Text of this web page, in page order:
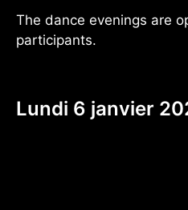
The dance evenings are
participants.
Lundi 6 janvier